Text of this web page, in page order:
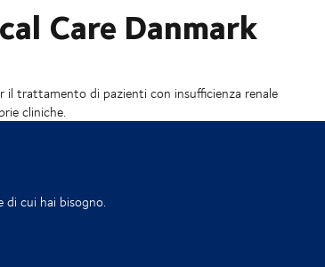
Care Danmark
il trattamento di pazienti con insufficienza renale
cliniche.
cui hai bisogno.